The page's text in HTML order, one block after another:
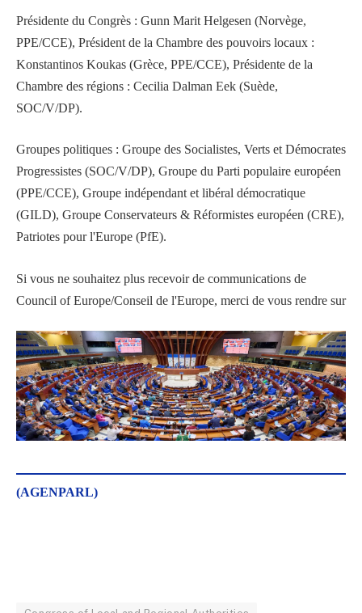
Présidente du Congrès : Gunn Marit Helgesen (Norvège,
PPE/CCE), Président de la Chambre des pouvoirs locaux :
Konstantinos Koukas (Grèce, PPE/CCE), Présidente de la
Chambre des régions : Cecilia Dalman Eek (Suède,
SOC/V/DP).
Groupes politiques : Groupe des Socialistes, Verts et Démocrates
Progressistes (SOC/V/DP), Groupe du Parti populaire européen
(PPE/CCE), Groupe indépendant et libéral démocratique
(GILD), Groupe Conservateurs & Réformistes européen (CRE),
Patriotes pour l'Europe (PfE).
Si vous ne souhaitez plus recevoir de communications de
Council of Europe/Conseil de l'Europe, merci de vous rendre sur
(AGENPARL)